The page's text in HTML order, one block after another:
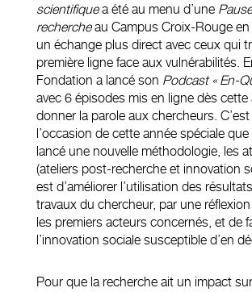
scientifiquea été au menu d’une
rechercheau Campus Croix-Rouge
un échange plus direct avec ceux qui
première ligne face aux vulnérabilités.
Fondation a lancé son Podcast « En-
avec 6 épisodes mis en ligne dès
donner la parole aux chercheurs.
l’occasion de cette année spéciale
lancé une nouvelle méthodologie, les
(ateliers post-recherche et innovation
est d’améliorer l’utilisation des
travaux du chercheur, par une
les premiers acteurs concernés, et de
l’innovation sociale susceptible d’en
Pour que la recherche ait un impact